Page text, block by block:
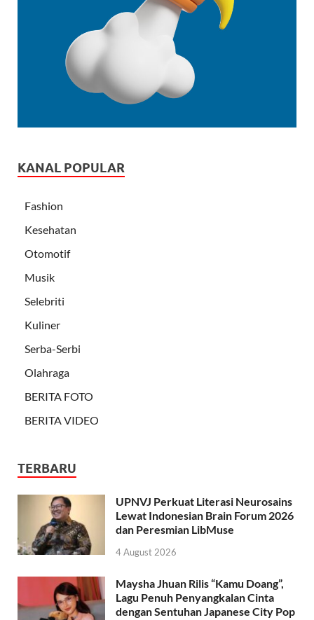
KANAL POPULAR
Fashion
Kesehatan
Otomotif
Musik
Selebriti
Kuliner
Serba-Serbi
Olahraga
BERITA FOTO
BERITA VIDEO
TERBARU
UPNVJ Perkuat Literasi Neurosains
Lewat Indonesian Brain Forum 2026
dan Peresmian LibMuse
4 August 2026
Maysha Jhuan Rilis “Kamu Doang”,
Lagu Penuh Penyangkalan Cinta
dengan Sentuhan Japanese City Pop